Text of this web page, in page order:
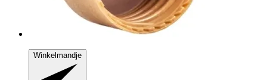
Winkelmandje